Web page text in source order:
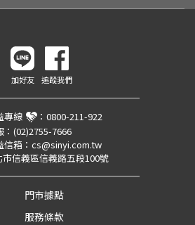
加好友 追蹤我們
專線 ： 0800-211-922
(02)2755-7666
箱： cs@sinyi.com.tw
市信義區信義路五段100號
門市據點
服務條款